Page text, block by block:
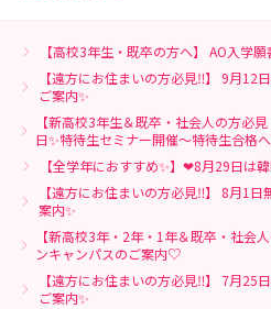
【高校3年生・既卒の方へ】 AO入学
【遠方にお住まいの方必見‼】 9月12
ご案内✨
【新高校3年生＆既卒・社会人の方必
日✨特待生セミナー開催～特待生合格
【全学年におすすめ✨】❤8月29日は
【遠方にお住まいの方必見‼】 8月1
案内✨
【新高校3年・2年・1年＆既卒・社会
ンキャンパスのご案内♡
【遠方にお住まいの方必見‼】 7月25
ご案内✨